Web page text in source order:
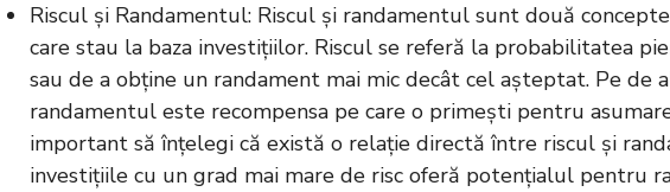
Riscul și Randamentul: Riscul și randamentul sunt două
care stau la baza investițiilor. Riscul se referă la probabilitatea
sau de a obține un randament mai mic decât cel așteptat. Pe de
randamentul este recompensa pe care o primești pentru
important să înțelegi că există o relație directă între riscul și
investițiile cu un grad mai mare de risc oferă potențialul pentru